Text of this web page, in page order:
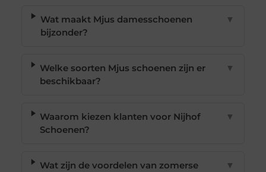
Wat maakt Mjus damesschoenen
bijzonder?
▼
Welke soorten Mjus schoenen zijn er
beschikbaar?
▼
Waarom kiezen klanten voor Nijhof
Schoenen?
▼
Wat zijn de voordelen van zomerse
▼